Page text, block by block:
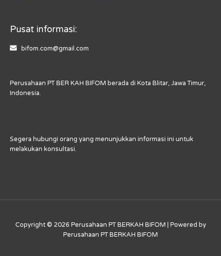
Pusat informasi:
bifom.com@gmail.com
Perusahaan PT BER KAH BIFOM berada di Kota Blitar, Jawa Timur,
Indonesia.
Segera hubungi orang yang menunjukkan informasi ini untuk
melakukan konsultasi.
Copyright © 2026 Perusahaan PT BERKAH BIFOM | Powered by
Perusahaan PT BERKAH BIFOM